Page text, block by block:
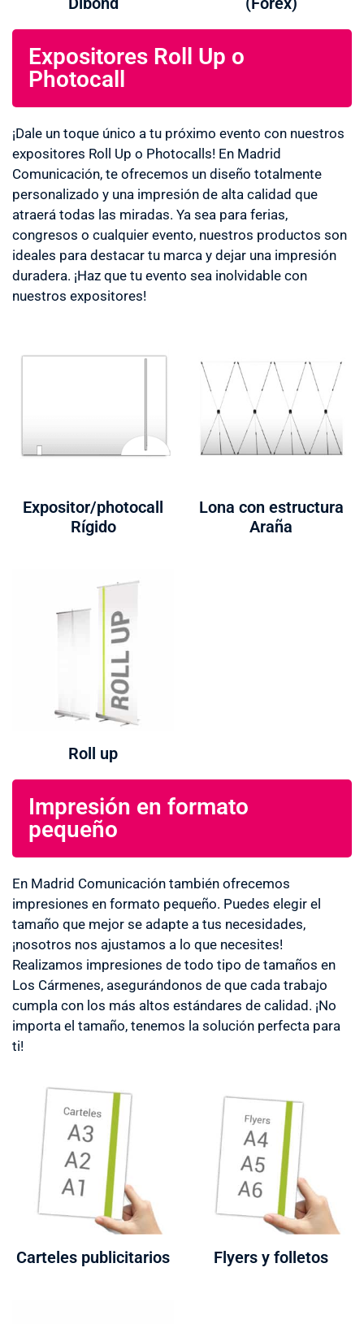
Expositores Roll Up o
Photocall
¡Dale un toque único a tu próximo evento con nuestros
expositores Roll Up o Photocalls! En Madrid
Comunicación, te ofrecemos un diseño totalmente
personalizado y una impresión de alta calidad que
atraerá todas las miradas. Ya sea para ferias,
congresos o cualquier evento, nuestros productos son
ideales para destacar tu marca y dejar una impresión
duradera. ¡Haz que tu evento sea inolvidable con
nuestros expositores!
Expositor/photocall
Rígido
Lona con estructura
Araña
Roll up
Impresión en formato
pequeño
En Madrid Comunicación también ofrecemos
impresiones en formato pequeño. Puedes elegir el
tamaño que mejor se adapte a tus necesidades,
¡nosotros nos ajustamos a lo que necesites!
Realizamos impresiones de todo tipo de tamaños en
Los Cármenes, asegurándonos de que cada trabajo
cumpla con los más altos estándares de calidad. ¡No
importa el tamaño, tenemos la solución perfecta para
ti!
Carteles publicitarios Flyers y folletos